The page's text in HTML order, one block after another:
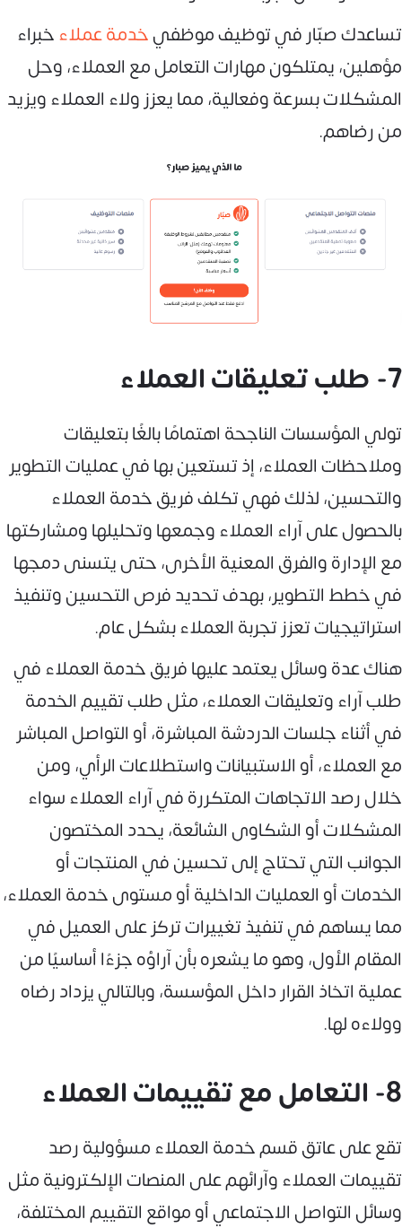
تساعدك صبّار في توظيف موظفيخدمة عملاءخبراء
مؤهلين، يمتلكون مهارات التعامل مع العملاء، وحل
المشكلات بسرعة وفعالية، مما يعزز ولاء العملاء ويزيد
من رضاهم.
7- طلب تعليقات العملاء
تولي المؤسسات الناجحة اهتمامًا بالغًا بتعليقات
وملاحظات العملاء، إذ تستعين بها في عمليات التطوير
والتحسين، لذلك فهي تكلف فريق خدمة العملاء
بالحصول على آراء العملاء وجمعها وتحليلها ومشاركتها
مع الإدارة والفرق المعنية الأخرى، حتى يتسنى دمجها
في خطط التطوير، بهدف تحديد فرص التحسين وتنفيذ
استراتيجيات تعزز تجربة العملاء بشكل عام.
هناك عدة وسائل يعتمد عليها فريق خدمة العملاء في
طلب آراء وتعليقات العملاء، مثل طلب تقييم الخدمة
في أثناء جلسات الدردشة المباشرة، أو التواصل المباشر
مع العملاء، أو الاستبيانات واستطلاعات الرأي، ومن
خلال رصد الاتجاهات المتكررة في آراء العملاء سواء
المشكلات أو الشكاوى الشائعة، يحدد المختصون
الجوانب التي تحتاج إلى تحسين في المنتجات أو
الخدمات أو العمليات الداخلية أو مستوى خدمة العملاء،
مما يساهم في تنفيذ تغييرات تركز على العميل في
المقام الأول، وهو ما يشعره بأن آراؤه جزءًا أساسيًا من
عملية اتخاذ القرار داخل المؤسسة، وبالتالي يزداد رضاه
وولاءه لها.
8- التعامل مع تقييمات العملاء
تقع على عاتق قسم خدمة العملاء مسؤولية رصد
تقييمات العملاء وآرائهم على المنصات الإلكترونية مثل
وسائل التواصل الاجتماعي أو مواقع التقييم المختلفة،